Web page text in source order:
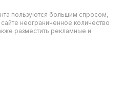
пользуются большим спросом,
неограниченное количество
разместить рекламные и